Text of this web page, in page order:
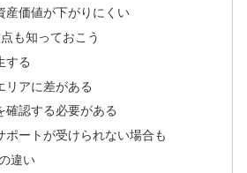
産価値が下がりにくい
も知っておこう
する
リアに差がある
確認する必要がある
ポートが受けられない場合も
違い